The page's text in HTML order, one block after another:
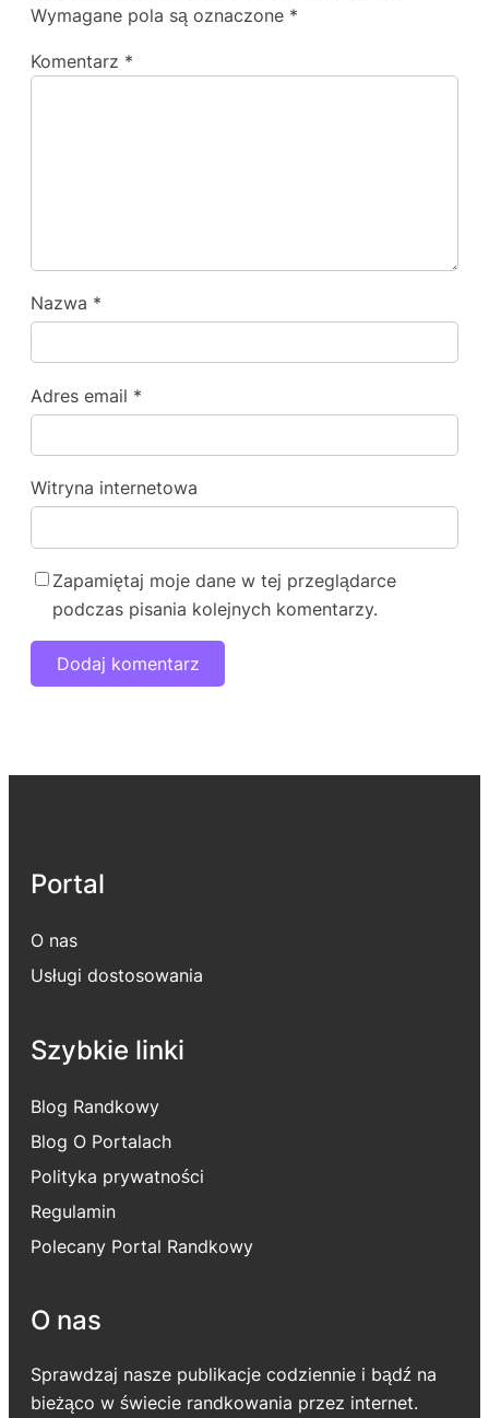
Wymagane pola są oznaczone *
Komentarz *
Nazwa *
Adres email *
Witryna internetowa
Zapamiętaj moje dane w tej przeglądarce
podczas pisania kolejnych komentarzy.
Portal
O nas
Usługi dostosowania
Szybkie linki
Blog Randkowy
Blog O Portalach
Polityka prywatności
Regulamin
Polecany Portal Randkowy
O nas
Sprawdzaj nasze publikacje codziennie i bądź na
bieżąco w świecie randkowania przez internet.